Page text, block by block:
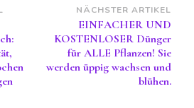
NÄCHSTER ARTIKEL
EINFACHER UND
KOSTENLOSER Dünger
für ALLE Pflanzen! Sie
werden üppig wachsen und
blühen.